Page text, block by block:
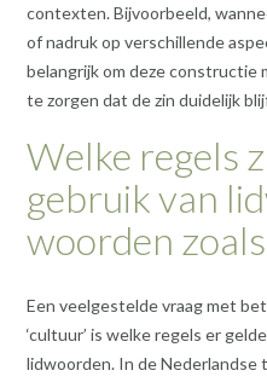
contexten. Bijvoorbeeld,
of nadruk op verschillende
belangrijk om deze constructie
te zorgen dat de zin duidelijk
Welke regels
gebruik van
woorden zoals
Een veelgestelde vraag met
‘cultuur’ is welke regels er
lidwoorden. In de Nederlandse